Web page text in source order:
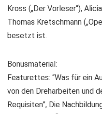
Kross („Der Vorleser“),
Thomas Kretschmann
besetzt ist.
Bonusmaterial:
Featurettes: “Was für ein
von den Dreharbeiten und
Requisiten”, Die